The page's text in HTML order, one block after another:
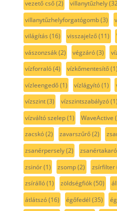
vezető cső(2) villanytűzhely
villanytűzhelyforgatógomb(3)
világítás (16) visszajelző(11)
vászonzsák(2) végzáró(3)
vízforraló(4) vízkőmentesítő(1)
vízleengedő(1) vízlágyító(1)
vízszint(3) vízszintszabályzó(1)
vízváltó szelep(1) WaveActive
zacskó(2) zavarszűrő(2)
zsanérpersely(2) zsanértakaró
zsinór(1) zsomp(2) zsírfilter
zsírálló(1) zöldségfiók(50)
átlátszó(16) égőfedél (35)